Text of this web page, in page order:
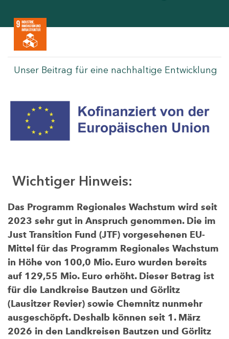
Unser Beitrag für eine nachhaltige Entwicklung
Wichtiger Hinweis:
Das Programm Regionales Wachstum wird seit
2023 sehr gut in Anspruch genommen. Die im
Just Transition Fund (JTF) vorgesehenen EU-
Mittel für das Programm Regionales Wachstum
in Höhe von 100,0 Mio. Euro wurden bereits
auf 129,55 Mio. Euro erhöht. Dieser Betrag ist
für die Landkreise Bautzen und Görlitz
(Lausitzer Revier) sowie Chemnitz nunmehr
ausgeschöpft. Deshalb können seit 1. März
2026 in den Landkreisen Bautzen und Görlitz